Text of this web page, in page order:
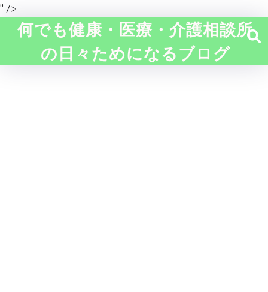
" />
何でも健康・医療・介護相談所
の日々ためになるブログ